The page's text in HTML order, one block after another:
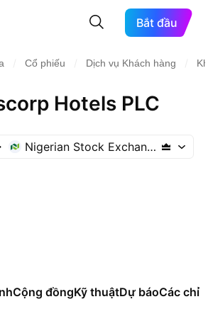
Bắt đầu
Cổ phiếu Dịch vụ Khách hàng
Hotels PLC
Nigerian Stock Exchange
Cộng đồngKỹ thuậtDự báoCác chỉ